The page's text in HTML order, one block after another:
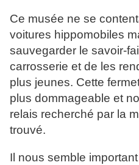
Ce musée ne se
voitures hippomobiles
sauvegarder le savoir-
carrosserie et de les
plus jeunes. Cette
plus dommageable et
relais recherché par la
trouvé.
Il nous semble